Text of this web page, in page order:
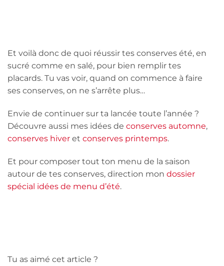
Et voilà donc de quoi réussir tes conserves été, en
sucré comme en salé, pour bien remplir tes
placards. Tu vas voir, quand on commence à faire
ses conserves, on ne s’arrête plus…
Envie de continuer sur ta lancée toute l’année ?
Découvre aussi mes idées de conserves automne,
conserves hiver et conserves printemps.
Et pour composer tout ton menu de la saison
autour de tes conserves, direction mon dossier
spécial idées de menu d’été.
Tu as aimé cet article ?